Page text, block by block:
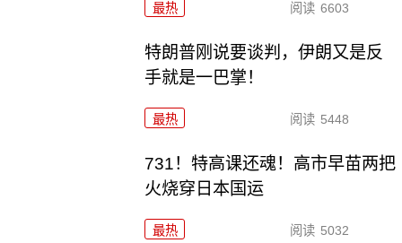
最热 阅读 6603
特朗普刚说要谈判，伊朗又是反
手就是一巴掌！
最热 阅读 5448
731！特高课还魂！高市早苗两把
火烧穿日本国运
最热 阅读 5032